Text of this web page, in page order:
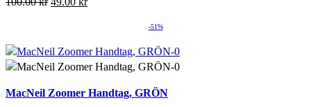
var:
100.00 kr.
är:
49.00 kr.
Lägg till i önskelista
Läs mer
-51%
MacNeil Zoomer Handtag, GRÖN